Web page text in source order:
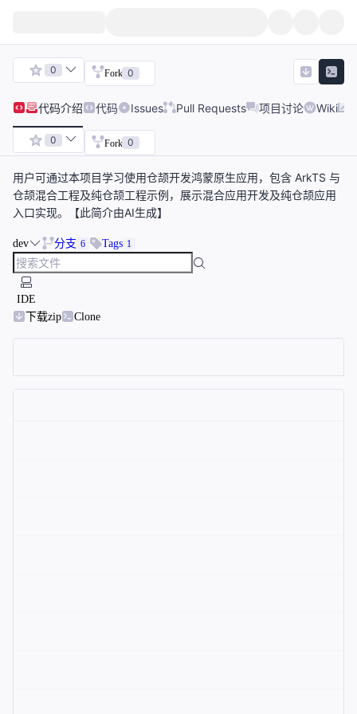
0 Fork 0
代码介绍 代码 Issues Pull Requests 项目讨论 Wiki
0 Fork 0
用户可通过本项目学习使用仓颉开发鸿蒙原生应用，包含 ArkTS 与
仓颉混合工程及纯仓颉工程示例，展示混合应用开发及纯仓颉应用
入口实现。【此简介由AI生成】
dev 分支 6 Tags 1
IDE
下载zip
Clone